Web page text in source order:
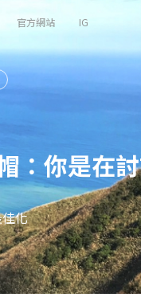
官方網站 IG
：你是在
化